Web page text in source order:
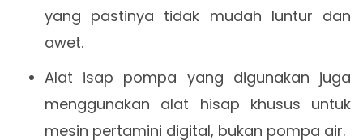
yang pastinya tidak mudah luntur dan
awet.
Alat isap pompa yang digunakan juga
menggunakan alat hisap khusus untuk
mesin pertamini digital, bukan pompa air.